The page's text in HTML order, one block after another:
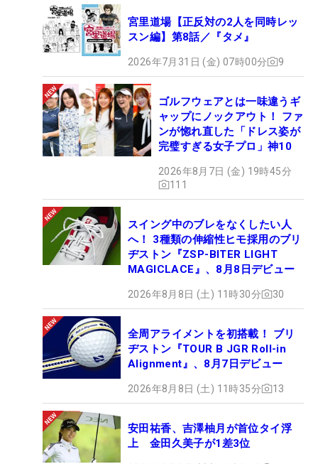
宮里道場【正反対の2人を同時レッ
スン編】第8話／『タメ』
2026年7月31日 (金) 07時00分 9
ゴルフウェアとは一味違うギ
ャップにノックアウト！ ファ
ンが惚れ直した「ドレス姿が
完璧すぎる女子プロ」神10
2026年8月7日 (金) 19時45分
111
スイング中のブレをなくしたい人
へ！ 3種類の伸縮性ヒモ採用のブリ
ヂストン『ZSP-BITER LIGHT
MAGICLACE』、8月8日デビュー
2026年8月8日 (土) 11時30分 30
全周アライメントを初搭載！ ブリ
ヂストン『TOUR B JGR Roll-in
Alignment』、8月7日デビュー
2026年8月8日 (土) 11時35分 13
安田祐香、吉澤柚月が首位タイ浮
上 金田久美子が1差3位